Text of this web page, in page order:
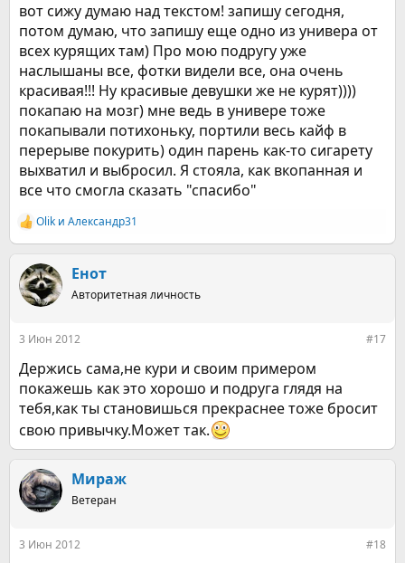
вот сижу думаю над текстом! запишу сегодня,
потом думаю, что запишу еще одно из универа от
всех курящих там) Про мою подругу уже
наслышаны все, фотки видели все, она очень
красивая!!! Ну красивые девушки же не курят))))
покапаю на мозг) мне ведь в универе тоже
покапывали потихоньку, портили весь кайф в
перерыве покурить) один парень как-то сигарету
выхватил и выбросил. Я стояла, как вкопанная и
все что смогла сказать "спасибо"
Р
е
к
ц
и
Olik и Александр31
Енот
Авторитетная личность
3 Июн 2012 #17
Держись сама,не кури и своим примером
покажешь как это хорошо и подруга глядя на
тебя,как ты становишься прекраснее тоже бросит
свою привычку.Может так.
Мираж
Ветеран
3 Июн 2012 #18